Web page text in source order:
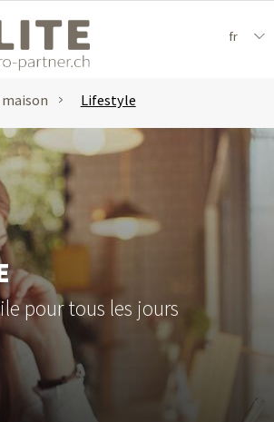
fr
maison Lifestyle
pour tous les jours